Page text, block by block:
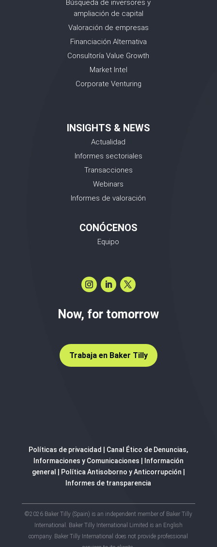
Búsqueda de inversores y
ampliación de capital
Valoración de empresas
Financiación Alternativa
Consultoría Value Growth
Market Intel
Corporate Venturing
INSIGHTS & NEWS
Actualidad
Informes sectoriales
Transacciones
Webinars
Informes de valoración
CONÓCENOS
Equipo
Now, for tomorrow
Trabaja en Baker Tilly
Políticas de privacidad
Canal Ético de Denuncias,
Informaciones y Comunicaciones
Información
general
Política Antisoborno y Anticorrupción
Informes de transparencia
©2026 Baker Tilly (Spain) is an independent member of Baker Tilly
International. Baker Tilly International Limited is an English
company. Baker Tilly International does not provide professional